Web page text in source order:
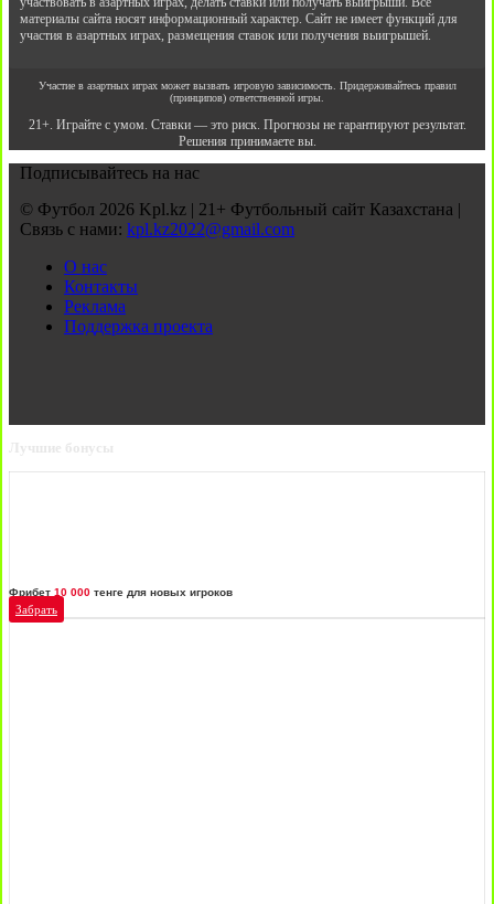
материалы сайта носят информационный характер. Сайт не имеет функций для
участия в азартных играх, размещения ставок или получения выигрышей.
Участие в азартных играх может вызвать игровую зависимость. Придерживайтесь правил
(принципов) ответственной игры.
21+. Играйте с умом. Ставки — это риск. Прогнозы не гарантируют результат.
Решения принимаете вы.
Подписывайтесь на нас
© Футбол 2026 Kpl.kz | 21+ Футбольный сайт Казахстана |
Связь с нами: kpl.kz2022@gmail.com
О нас
Контакты
Реклама
Поддержка проекта
Лучшие бонусы
Фрибет 10 000 тенге для новых игроков
Забрать